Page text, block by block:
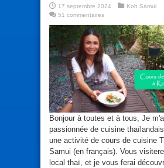
17 septembre 2024
Koh Samui
51 commentaires
Bonjour à toutes et à tous, Je
passionnée de cuisine
une activité de cours de cuisine
Samui (en français). Vous
local thaï, et je vous ferai